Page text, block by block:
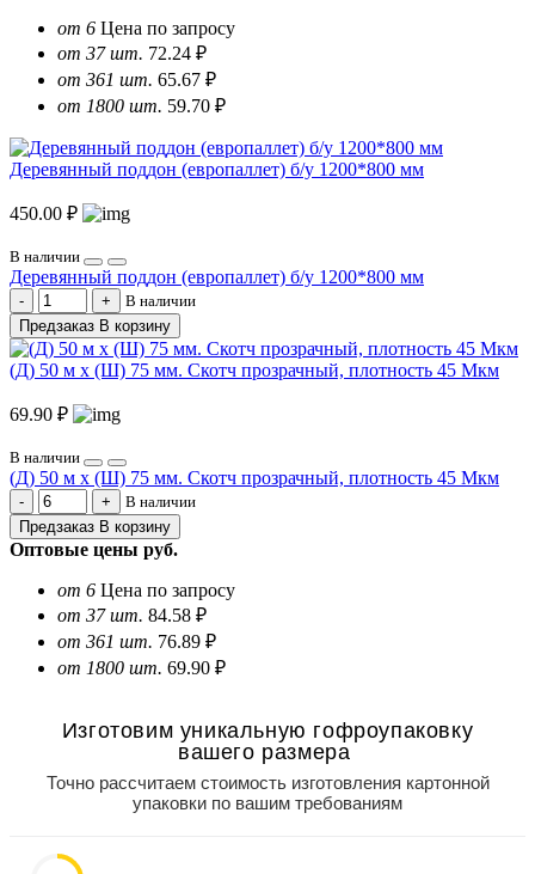
от 6 Цена по запросу
от 37 шт. 72.24 ₽
от 361 шт. 65.67 ₽
от 1800 шт. 59.70 ₽
Деревянный поддон (европаллет) б/у 1200*800 мм
450.00 ₽
В наличии
Деревянный поддон (европаллет) б/у 1200*800 мм
В наличии
Предзаказ В корзину
(Д) 50 м х (Ш) 75 мм. Скотч прозрачный, плотность 45 Мкм
69.90 ₽
В наличии
(Д) 50 м х (Ш) 75 мм. Скотч прозрачный, плотность 45 Мкм
В наличии
Предзаказ В корзину
Оптовые цены руб.
от 6 Цена по запросу
от 37 шт. 84.58 ₽
от 361 шт. 76.89 ₽
от 1800 шт. 69.90 ₽
Изготовим уникальную гофроупаковку
вашего размера
Точно рассчитаем стоимость изготовления картонной
упаковки по вашим требованиям